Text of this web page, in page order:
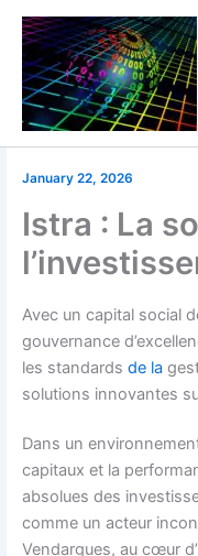
Skip
content
January 22, 2026
Istra : La
Avec un capital social
gouvernance
les standardsde la
solutions innovantes
Dans un
capitaux et la
absolues des
comme un acteur
Vendargues, au cœur